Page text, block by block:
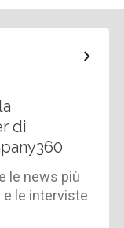
di
le news più
le interviste